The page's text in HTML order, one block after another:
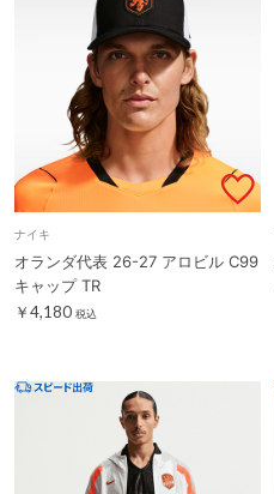
ナイキ
オランダ代表 26-27 アロビル C99
キャップ TR
￥4,180 税込